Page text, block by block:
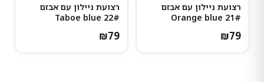
נותרו מעט
רצועת ניילון עם אבזם
21# Orange blue
₪79
רצועת ניילון עם אבזם
22# Taboe blue
₪79